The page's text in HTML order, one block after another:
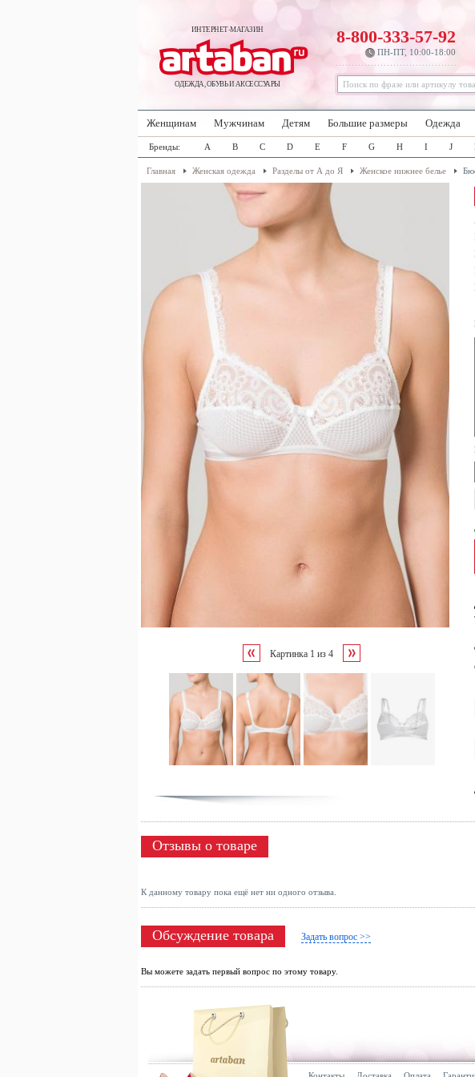
ИНТЕРНЕТ-МАГАЗИН
ОДЕЖДА, ОБУВЬ И АКСЕССУАРЫ
8-800-333-57-92
ПН-ПТ, 10:00-18:00
Женщинам Мужчинам Детям Большие размеры Одежда
Бренды: A B C D E F G H I J
Главная Женская одежда Разделы от А до Я Женское нижнее белье
Картинка 1 из 4
Отзывы о товаре
К данному товару пока ещё нет ни одного отзыва.
Обсуждение товара Задать вопрос >>
Вы можете задать первый вопрос по этому товару.